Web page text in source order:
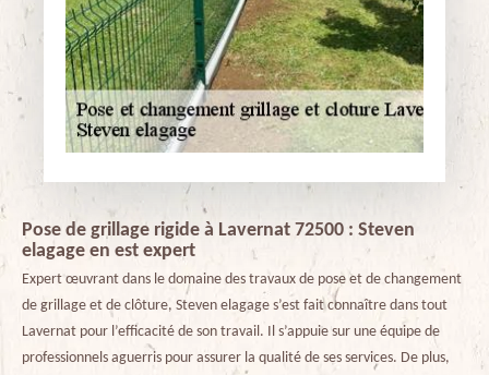
Pose de grillage rigide à Lavernat 72500 : Steven
elagage en est expert
Expert œuvrant dans le domaine des travaux de pose et de changement
de grillage et de clôture, Steven elagage s’est fait connaître dans tout
Lavernat pour l’efficacité de son travail. Il s’appuie sur une équipe de
professionnels aguerris pour assurer la qualité de ses services. De plus,